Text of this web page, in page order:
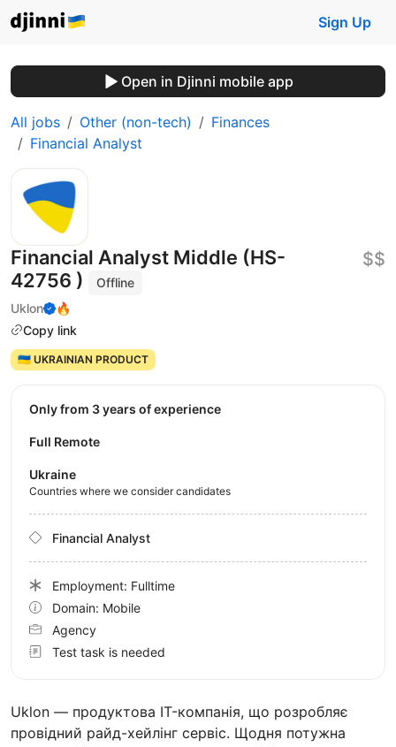
Sign Up
Open in Djinni mobile app
All jobs Other (non-tech)
Finances
Financial Analyst
Financial Analyst Middle (HS-
42756 )
Offline
Uklon
🔥
Copy link
$$
🇺🇦 UKRAINIAN PRODUCT
Uklon — продуктова IT-компанія, що розробляє
провідний райд-хейлінг сервіс. Щодня потужна
Only from 3 years of experience
Full Remote
Ukraine
Countries where we consider candidates
Financial Analyst
Employment: Fulltime
Domain: Mobile
Agency
Test task is needed